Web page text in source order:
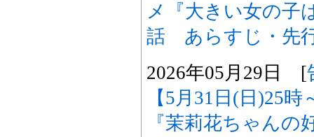
メ『大きい女の子
話 あらすじ・先
2026年05月29日 [
【5月31日(日)25
『茉莉花ちゃん